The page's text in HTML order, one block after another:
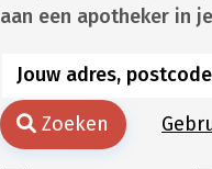
aan een apotheker in
Zoeken